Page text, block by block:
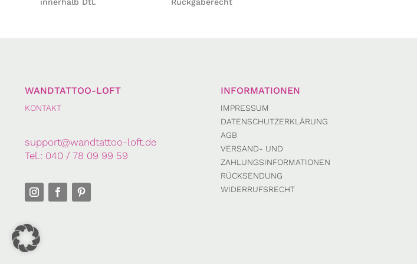
innerhalb Dtl.
WANDTATTOO-LOFT
KONTAKT
support@wandtattoo-loft.de
Tel.: 040 / 78 09 99 59
INFORMATIONEN
IMPRESSUM
DATENSCHUTZERKLÄRUNG
AGB
VERSAND- UND
ZAHLUNGSINFORMATIONEN
RÜCKSENDUNG
WIDERRUFSRECHT